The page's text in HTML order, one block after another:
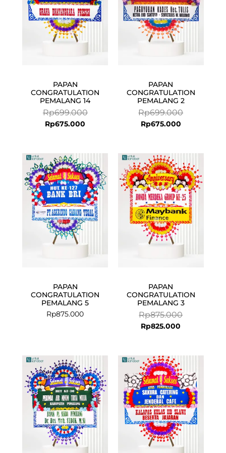
PAPAN
CONGRATULATION
PEMALANG 14
Rp699.000
Rp675.000
PAPAN
CONGRATULATION
PEMALANG 2
Rp699.000
Rp675.000
PAPAN
CONGRATULATION
PEMALANG 5
Rp875.000
PAPAN
CONGRATULATION
PEMALANG 3
Rp875.000
price
was:
Rp875.000.
Rp825.000
price
is:
Rp825.000.
price
was:
Rp699.000.
price
is:
Rp675.000.